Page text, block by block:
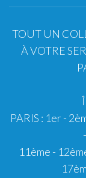
TOUT UN
À VOTRE
PARIS : 1er-
-
11ème -